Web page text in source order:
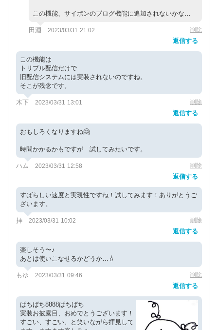
この機能、サイポンのブログ機能に追加されないかな…
田淵 2023/03/31 21:02 削除
返信する
この機能は
トリプル配信だけで
旧配信システムには実装されないのですね。
そこが残念です。
木下 2023/03/31 13:01 削除
返信する
おもしろくなりますね🤗
時間かかるかもですが 試してみたいです。
ハム 2023/03/31 12:58 削除
返信する
すばらしい速度と実現性ですね！試してみます！ありがとうご
ざいます。
拝 2023/03/31 10:02 削除
返信する
楽しそう〜♪
あとは使いこなせるかどうか…💧
もゆ 2023/03/31 09:46 削除
返信する
ぱちぱち8888ぱちぱち
実装お披露目、おめでとうございます！
すごい、すごい、と笑いながら拝見して